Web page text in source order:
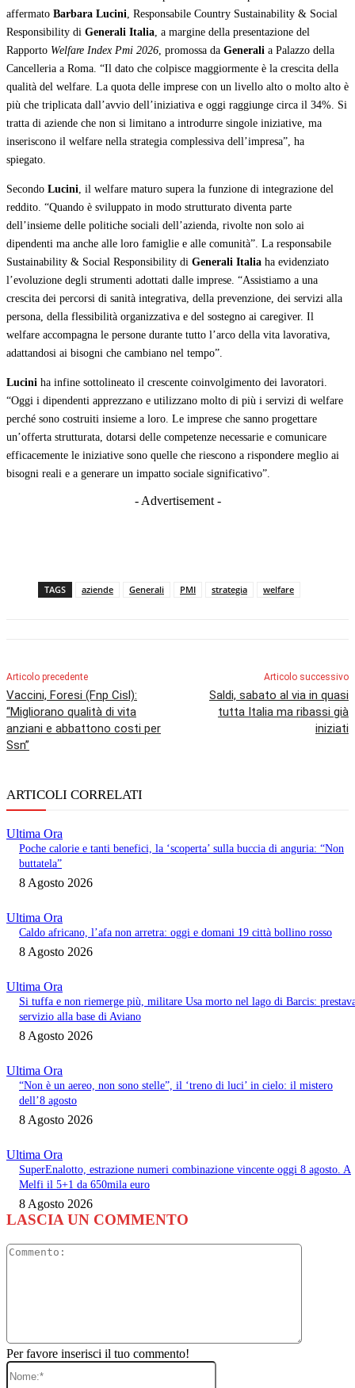
affermato Barbara Lucini, Responsabile Country Sustainability & Social
Responsibility di Generali Italia, a margine della presentazione del
Rapporto Welfare Index Pmi 2026, promossa da Generali a Palazzo della
Cancelleria a Roma. “Il dato che colpisce maggiormente è la crescita della
qualità del welfare. La quota delle imprese con un livello alto o molto alto è
più che triplicata dall’avvio dell’iniziativa e oggi raggiunge circa il 34%. Si
tratta di aziende che non si limitano a introdurre singole iniziative, ma
inseriscono il welfare nella strategia complessiva dell’impresa”, ha
spiegato.
Secondo Lucini, il welfare maturo supera la funzione di integrazione del
reddito. “Quando è sviluppato in modo strutturato diventa parte
dell’insieme delle politiche sociali dell’azienda, rivolte non solo ai
dipendenti ma anche alle loro famiglie e alle comunità”. La responsabile
Sustainability & Social Responsibility di Generali Italia ha evidenziato
l’evoluzione degli strumenti adottati dalle imprese. “Assistiamo a una
crescita dei percorsi di sanità integrativa, della prevenzione, dei servizi alla
persona, della flessibilità organizzativa e del sostegno ai caregiver. Il
welfare accompagna le persone durante tutto l’arco della vita lavorativa,
adattandosi ai bisogni che cambiano nel tempo”.
Lucini ha infine sottolineato il crescente coinvolgimento dei lavoratori.
“Oggi i dipendenti apprezzano e utilizzano molto di più i servizi di welfare
perché sono costruiti insieme a loro. Le imprese che sanno progettare
un’offerta strutturata, dotarsi delle competenze necessarie e comunicare
efficacemente le iniziative sono quelle che riescono a rispondere meglio ai
bisogni reali e a generare un impatto sociale significativo”.
- Advertisement -
TAGS aziende Generali PMI strategia welfare
Articolo precedente
Vaccini, Foresi (Fnp Cisl):
“Migliorano qualità di vita
anziani e abbattono costi per
Ssn”
Articolo successivo
Saldi, sabato al via in quasi
tutta Italia ma ribassi già
iniziati
ARTICOLI CORRELATI
Ultima Ora
Poche calorie e tanti benefici, la ‘scoperta’ sulla buccia di anguria: “Non
buttatela”
8 Agosto 2026
Ultima Ora
Caldo africano, l’afa non arretra: oggi e domani 19 città bollino rosso
8 Agosto 2026
Ultima Ora
Si tuffa e non riemerge più, militare Usa morto nel lago di Barcis:
servizio alla base di Aviano
8 Agosto 2026
Ultima Ora
“Non è un aereo, non sono stelle”, il ‘treno di luci’ in cielo: il mistero
dell’8 agosto
8 Agosto 2026
Ultima Ora
SuperEnalotto, estrazione numeri combinazione vincente oggi 8 agosto. A
Melfi il 5+1 da 650mila euro
8 Agosto 2026
LASCIA UN COMMENTO
Per favore inserisci il tuo commento!
Nome:*